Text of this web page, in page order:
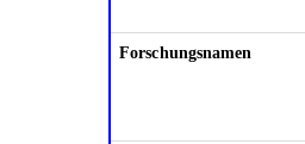
Forschungsnamen